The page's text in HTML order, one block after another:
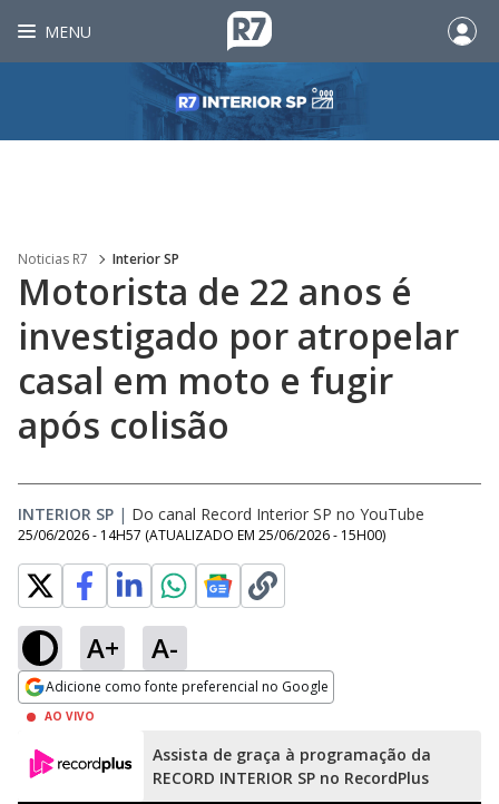
MENU
Noticias R7 Interior SP
Motorista de 22 anos é
investigado por atropelar
casal em moto e fugir
após colisão
INTERIOR SP | Do canal Record Interior SP no YouTube
25/06/2026 - 14H57 (ATUALIZADO EM 25/06/2026 - 15H00)
A+ A-
Adicione como fonte preferencial no Google
Opens in new window
AO VIVO
Assista de graça à programação da
RECORD INTERIOR SP no RecordPlus